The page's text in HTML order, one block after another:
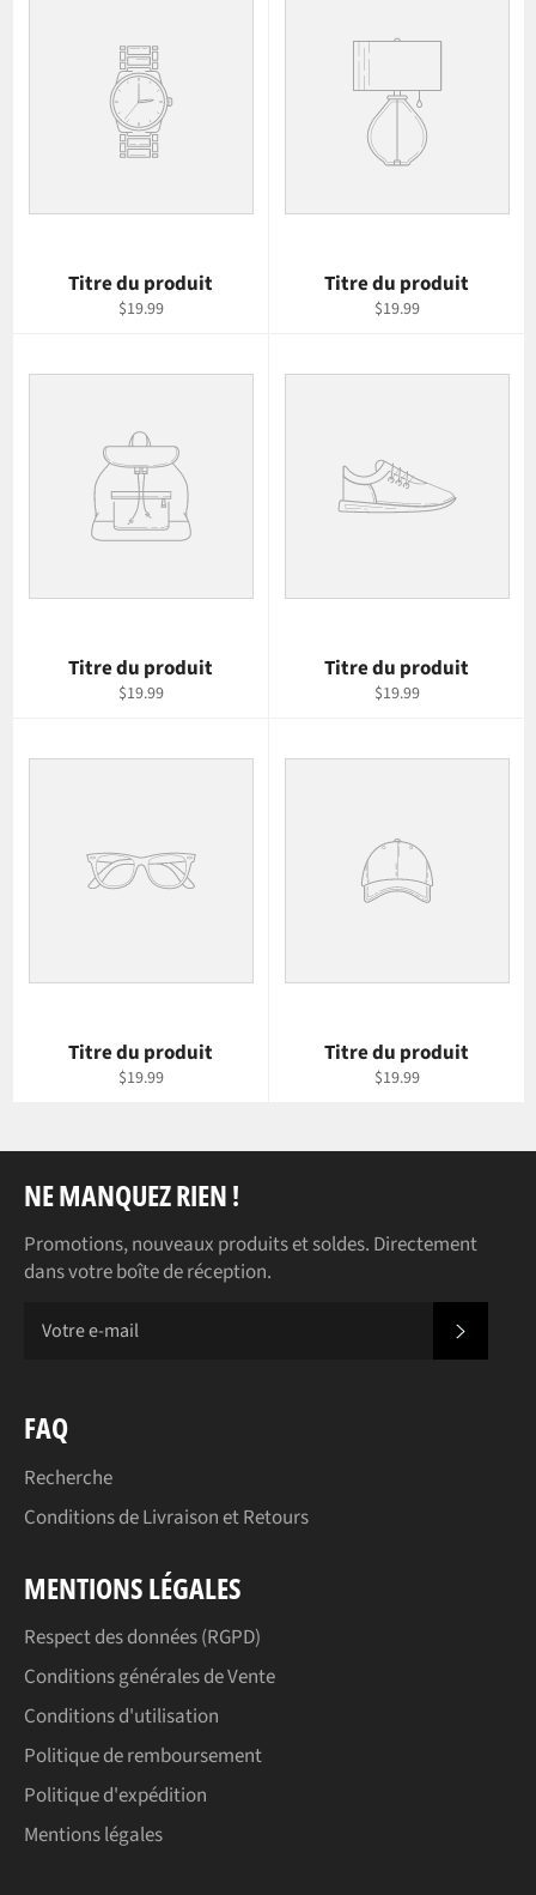
Titre du produit
$19.99
Titre du produit
$19.99
Titre du produit
$19.99
Titre du produit
$19.99
Titre du produit
$19.99
Titre du produit
$19.99
NE MANQUEZ RIEN !
Promotions, nouveaux produits et soldes. Directement
dans votre boîte de réception.
FAQ
Recherche
Conditions de Livraison et Retours
MENTIONS LÉGALES
Respect des données (RGPD)
Conditions générales de Vente
Conditions d'utilisation
Politique de remboursement
Politique d'expédition
Mentions légales